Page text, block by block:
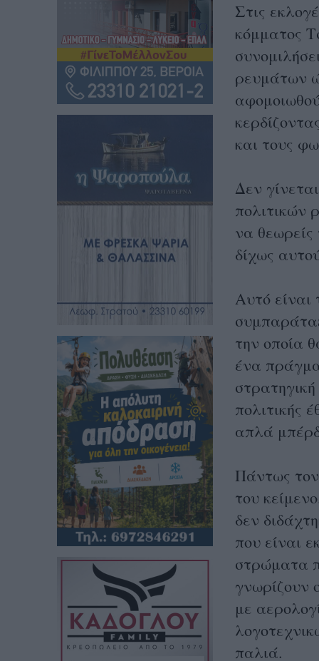
Στις
κόμματος
ρευμάτων
και τους
Δεν
πολιτικών
να
δίχως
Αυτό είναι
την οποία
ένα
πολιτικής
απλά
Πάντως
του
δεν
που είναι
στρώματα
γνωρίζουν
με
παλιά.